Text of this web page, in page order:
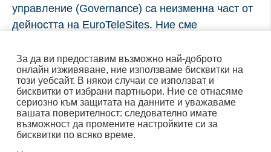
управление (Governance) са неизменна част от
дейността на EuroTeleSites. Ние сме
амбиция е да бъдем сред най-добрите. Това се
отнася и за устойчивото развитие на нашия
бизнес.
За да ви предоставим възможно най-доброто
онлайн изживяване, ние използваме бисквитки на
този уебсайт. В някои случаи се използват и
бисквитки от избрани партньори. Ние се отнасяме
сериозно към защитата на данните и уважаваме
вашата поверителност: следователно имате
възможност да промените настройките си за
бисквитки по всяко време.